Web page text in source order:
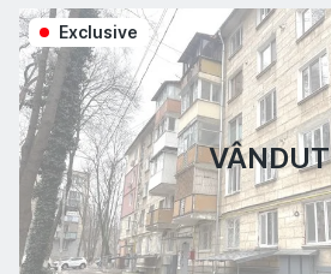
VÂNDUT
Exclusive